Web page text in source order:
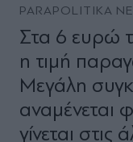
PARAPOLITIKA
Στα 6 ευρώ
η τιμή
Μεγάλη
αναμένεται
γίνεται στις